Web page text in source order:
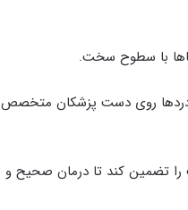
دردها روی دست پزشکان متخصص
تضمین کند تا درمان صحیح و